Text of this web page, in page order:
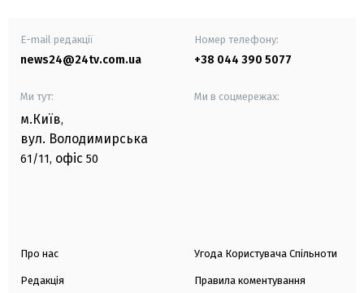
E-mail редакції
news24@24tv.com.ua
Номер телефону:
+38 044 390 5077
Ми тут:
м.Київ,
вул. Володимирська
61/11, офіс 50
Ми в соцмережах:
Про нас
Редакція
Угода Користувача Спільноти
Правила коментування